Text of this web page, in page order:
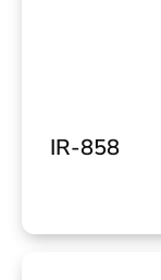
IR-858